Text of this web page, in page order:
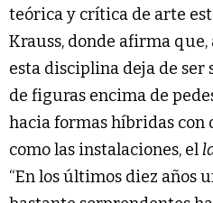
teórica y crítica de arte
Krauss, donde afirma que,
esta disciplina deja de ser
de figuras encima de
hacia formas híbridas con
como las instalaciones, el
“En los últimos diez años